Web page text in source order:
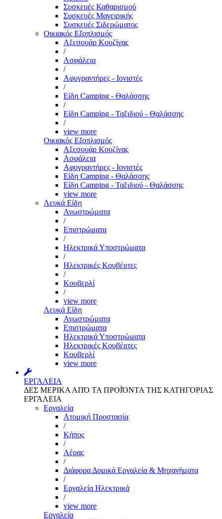
Συσκευές Καθαρισμού
Συσκευές Μαγειρικής
Συσκευές Σιδερώματος
Οικιακός Εξοπλισμός
Αξεσουάρ Κουζίνας
/
Ασφάλεια
/
Αφυγραντήρες - Ιονιστές
/
Είδη Camping - Θαλάσσης
/
Είδη Camping - Ταξιδιού - Θαλάσσης
/
view more
Οικιακός Εξοπλισμός
Αξεσουάρ Κουζίνας
Ασφάλεια
Αφυγραντήρες - Ιονιστές
Είδη Camping - Θαλάσσης
Είδη Camping - Ταξιδιού - Θαλάσσης
view more
Λευκά Είδη
Ανωστρώματα
/
Επιστρώματα
/
Ηλεκτρικά Υποστρώματα
/
Ηλεκτρικές Κουβέρτες
/
Κουβερλί
/
view more
Λευκά Είδη
Ανωστρώματα
Επιστρώματα
Ηλεκτρικά Υποστρώματα
Ηλεκτρικές Κουβέρτες
Κουβερλί
view more
ΕΡΓΑΛΕΙΑ
ΔΕΣ ΜΕΡΙΚΑ ΑΠΌ ΤΑ ΠΡΟΪΌΝΤΑ ΤΗΣ ΚΑΤΗΓΟΡΙΑΣ
ΕΡΓΑΛΕΙΑ
Εργαλεία
Aτομική Προστασία
/
Kήπος
/
Αέρας
/
Διάφορα Δομικά Εργαλεία & Μηχανήματα
/
Εργαλεία Ηλεκτρικά
/
view more
Εργαλεία